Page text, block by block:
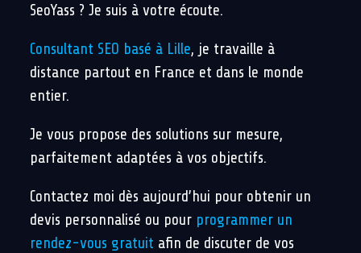
SeoYass ? Je suis à votre écoute.
Consultant SEO basé à Lille, je travaille à
distance partout en France et dans le monde
entier.
Je vous propose des solutions sur mesure,
parfaitement adaptées à vos objectifs.
Contactez moi dès aujourd’hui pour obtenir un
devis personnalisé ou pour programmer un
rendez-vous gratuit afin de discuter de vos